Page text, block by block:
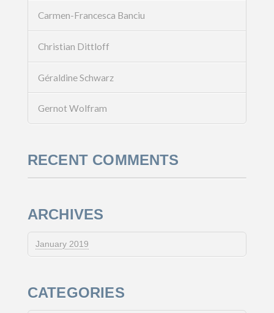
Carmen-Francesca Banciu
Christian Dittloff
Géraldine Schwarz
Gernot Wolfram
RECENT COMMENTS
ARCHIVES
January 2019
CATEGORIES